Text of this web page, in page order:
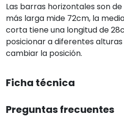
Las barras horizontales son
más larga mide 72cm, la
corta tiene una longitud de
posicionar a diferentes
cambiar la posición.
Ficha técnica
Preguntas frecuentes